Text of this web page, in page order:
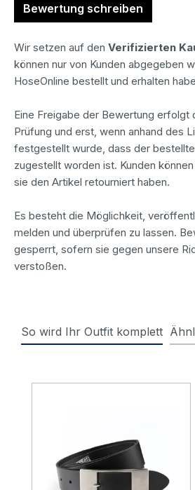
Bewertung schreiben
Wir setzen auf den Verifizierten
können nur von Kunden abgegeben
HoseOnline bestellt und erhalten
Eine Freigabe der Bewertung erfolgt
Prüfung und erst, wenn anhand des
festgestellt wurde, dass der
zugestellt worden ist. Kunden
sie den Artikel retourniert haben.
Es besteht die Möglichkeit,
melden und überprüfen zu lassen.
gesperrt, sofern sie gegen unsere
verstoßen.
So wird Ihr Outfit komplett